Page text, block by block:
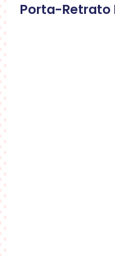
Porta-Retrato